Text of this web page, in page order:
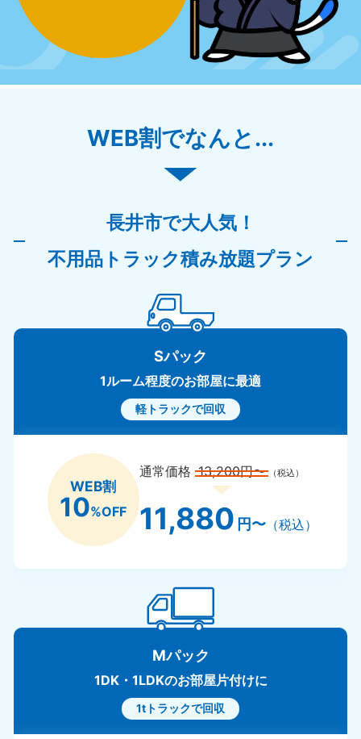
WEB割でなんと...
長井市で大人気！
不用品トラック積み放題プラン
Sパック
1ルーム程度のお部屋に最適
軽トラックで回収
WEB割
10%OFF
通常価格13,200円〜 （税込）
11,880 円〜（税込）
Mパック
1DK・1LDKのお部屋片付けに
1tトラックで回収